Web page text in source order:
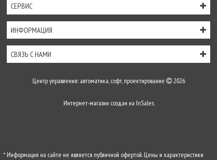
СЕРВИС
ИНФОРМАЦИЯ
СВЯЗЬ С НАМИ
Центр управления: автоматика, софт, проектирование 2026
Интернет-магазин создан на InSales
* Информация на сайте не является публичной офертой. Цены и характеристики